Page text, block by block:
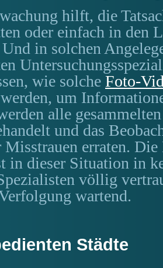
hilft, die
oder einfach in den
in solchen
wie solche Foto-
um
alle
und das
erraten. Die
in dieser Situation in
völlig
wartend.
Städte